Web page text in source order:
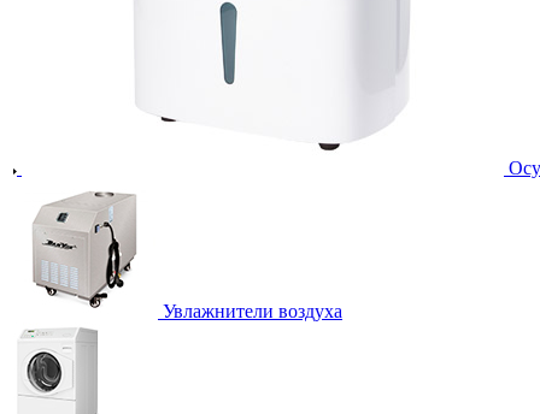
Увлажнители воздуха